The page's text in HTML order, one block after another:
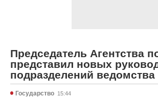
Председатель Агентства
представил новых
подразделений ведомства
Государство 15:44